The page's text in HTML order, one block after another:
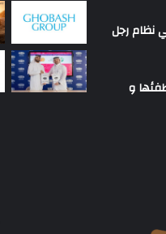
نظام رجل
و